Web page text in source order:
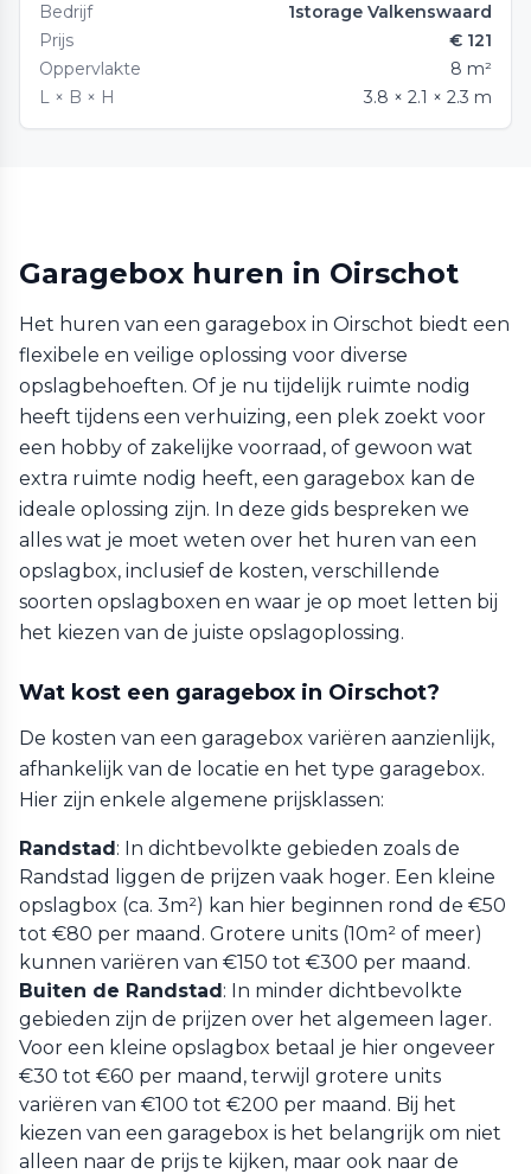
Bedrijf
1storage Valkenswaard
Prijs
€ 121
Oppervlakte
8 m²
L × B × H
3.8 × 2.1 × 2.3 m
Garagebox huren in Oirschot
Het huren van een garagebox in Oirschot biedt een
flexibele en veilige oplossing voor diverse
opslagbehoeften. Of je nu tijdelijk ruimte nodig
heeft tijdens een verhuizing, een plek zoekt voor
een hobby of zakelijke voorraad, of gewoon wat
extra ruimte nodig heeft, een garagebox kan de
ideale oplossing zijn. In deze gids bespreken we
alles wat je moet weten over het huren van een
opslagbox, inclusief de kosten, verschillende
soorten opslagboxen en waar je op moet letten bij
het kiezen van de juiste opslagoplossing.
Wat kost een garagebox in Oirschot?
De kosten van een garagebox variëren aanzienlijk,
afhankelijk van de locatie en het type garagebox.
Hier zijn enkele algemene prijsklassen:
Randstad: In dichtbevolkte gebieden zoals de
Randstad liggen de prijzen vaak hoger. Een kleine
opslagbox (ca. 3m²) kan hier beginnen rond de €50
tot €80 per maand. Grotere units (10m² of meer)
kunnen variëren van €150 tot €300 per maand.
Buiten de Randstad: In minder dichtbevolkte
gebieden zijn de prijzen over het algemeen lager.
Voor een kleine opslagbox betaal je hier ongeveer
€30 tot €60 per maand, terwijl grotere units
variëren van €100 tot €200 per maand. Bij het
kiezen van een garagebox is het belangrijk om niet
alleen naar de prijs te kijken, maar ook naar de